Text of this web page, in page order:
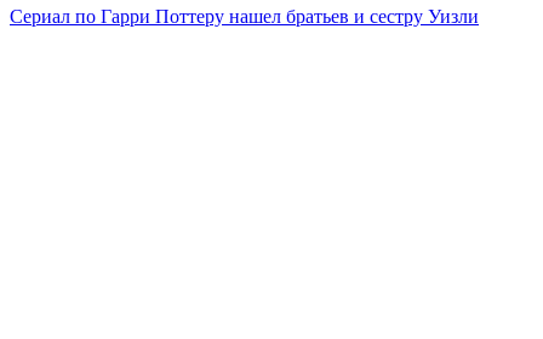
Сериал по Гарри Поттеру нашел братьев и сестру Уизли